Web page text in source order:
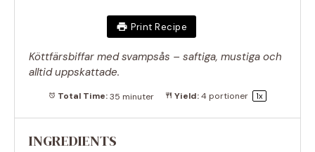
Print Recipe
Köttfärsbiffar med svampsås – saftiga, mustiga och
alltid uppskattade.
Total Time:35 minuter Yield:4portioner 1x
INGREDIENTS